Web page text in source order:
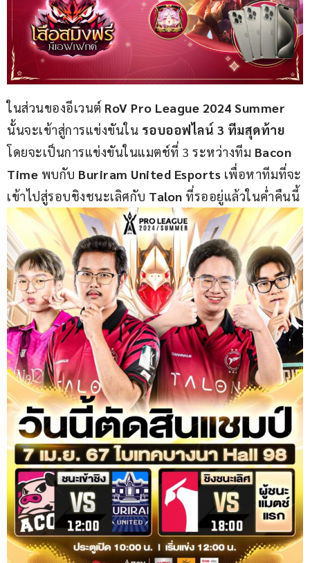
ในส่วนของอีเวนต์ RoV Pro League 2024 Summer
นั้นจะเข้าสู่การแข่งขันใน รอบออฟไลน์ 3 ทีมสุดท้าย
โดยจะเป็นการแข่งขันในแมตช์ที่ 3 ระหว่างทีม Bacon
Time พบกับ Buriram United Esports เพื่อหาทีมที่จะ
เข้าไปสู่รอบชิงชนะเลิศกับ Talon ที่รออยู่แล้วในค่ำคืนนี้